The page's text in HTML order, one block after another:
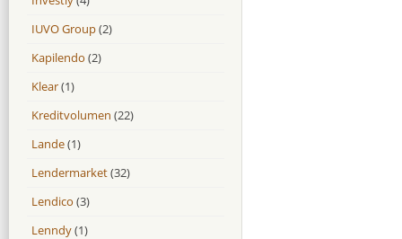
IUVO Group(2)
Kapilendo (2)
Klear(1)
Kreditvolumen (22)
Lande(1)
Lendermarket(32)
Lendico (3)
Lenndy(1)